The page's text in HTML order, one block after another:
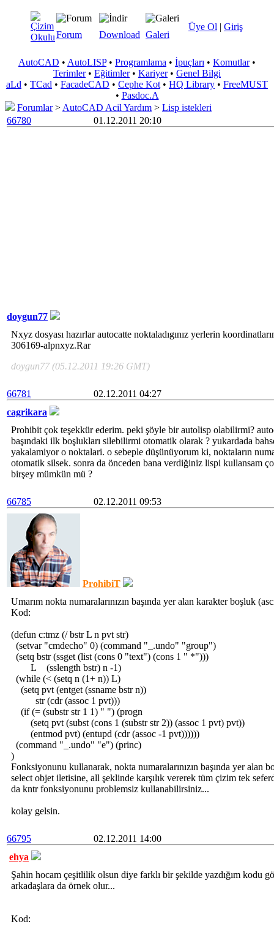
Üye Ol | Giriş
Forum Download Galeri
AutoCAD • AutoLISP• Programlama • İpuçları • Komutlar•
Terimler• Eğitimler• Kariyer• Genel Bilgi
aLd • TCad • FacadeCAD • Cephe Kot • HQ Library • FreeMUST
• Pasdoc.A
Forumlar> AutoCAD Acil Yardım > Lisp istekleri
66780
01.12.2011 20:10
doygun77
Nxyz dosyası hazırlar autocatte noktaladıgınız yerlerin
306169-alpnxyz.Rar
doygun77 (05.12.2011 19:26 GMT)
66781
02.12.2011 04:27
cagrikara
Prohibit çok teşekkür ederim. peki şöyle bir autolisp olabilirmi?
başındaki ilk boşlukları silebilirmi otomatik olarak ? yukardada
yakalamiyor o noktalari. o sebeple düşünüyorum ki, noktaların
otomatik silsek. sonra da önceden bana verdiğiniz lispi kullansam
birşey mümkün mü ?
66785 02.12.2011 09:53
ProhibiT
Umarım nokta numaralarınızın başında yer alan karakter boşluk
Kod:
(defun c:tmz (/ bstr L n pvt str)
(setvar "cmdecho" 0) (command "_.undo" "group")
(setq bstr (ssget (list (cons 0 "text") (cons 1 " *")))
L (sslength bstr) n -1)
(while (< (setq n (1+ n)) L)
(setq pvt (entget (ssname bstr n))
str (cdr (assoc 1 pvt)))
(if (= (substr str 1 1) " ") (progn
(setq pvt (subst (cons 1 (substr str 2)) (assoc 1 pvt) pvt))
(entmod pvt) (entupd (cdr (assoc -1 pvt))))))
(command "_.undo" "e") (princ)
)
Fonksiyonunu kullanarak, nokta numaralarınızın başında yer
select objet iletisine, all şeklinde karşılık vererek tüm çizim tek
da kntr fonksiyonunu problemsiz kullanabilirsiniz...
kolay gelsin.
66795
02.12.2011 14:00
ehya
Şahin hocam çeşitlilik olsun diye farklı bir şekilde yazdığım kodu
arkadaşlara da örnek olur...
Kod: